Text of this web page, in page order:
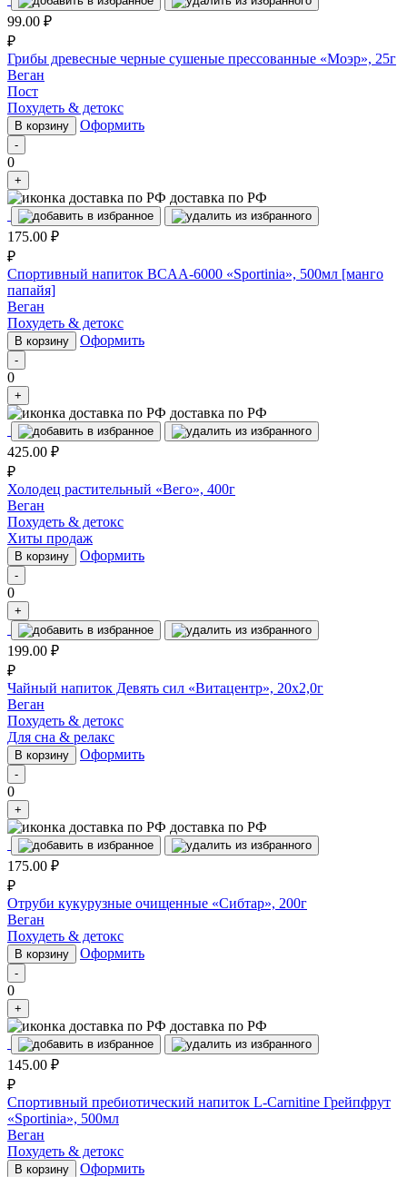
99.00 ₽
₽
Грибы древесные черные сушеные прессованные «Моэр», 25г
Веган
Пост
Похудеть & детокс
В корзину Оформить
-
0
+
доставка по РФ
175.00 ₽
₽
Спортивный напиток BCAA-6000 «Sportinia», 500мл [манго
папайя]
Веган
Похудеть & детокс
В корзину Оформить
-
0
+
доставка по РФ
425.00 ₽
₽
Холодец растительный «Вего», 400г
Веган
Похудеть & детокс
Хиты продаж
В корзину Оформить
-
0
+
199.00 ₽
₽
Чайный напиток Девять сил «Витацентр», 20х2,0г
Веган
Похудеть & детокс
Для сна & релакс
В корзину Оформить
-
0
+
доставка по РФ
175.00 ₽
₽
Отруби кукурузные очищенные «Сибтар», 200г
Веган
Похудеть & детокс
В корзину Оформить
-
0
+
доставка по РФ
145.00 ₽
₽
Спортивный пребиотический напиток L-Carnitine Грейпфрут
«Sportinia», 500мл
Веган
Похудеть & детокс
В корзину Оформить